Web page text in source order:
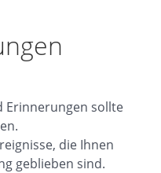
Aufrichtige
Erinnerungen sollte
die Ihnen
geblieben sind.